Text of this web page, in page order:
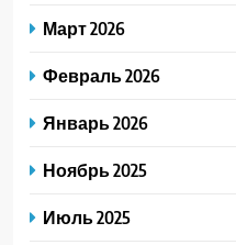
Март 2026
Февраль 2026
Январь 2026
Ноябрь 2025
Июль 2025